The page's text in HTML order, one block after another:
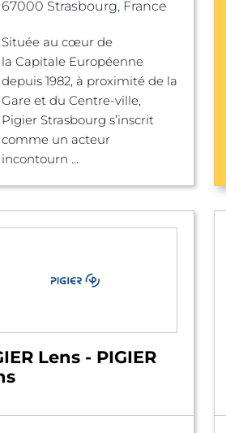
67000 Strasbourg, France
Située au cœur de
la Capitale Européenne
depuis 1982, à proximité de la
Gare et du Centre-ville,
Pigier Strasbourg s’inscrit
comme un acteur
incontourn ...
Lens - PIGIER